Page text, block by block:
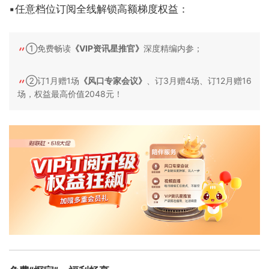
▪任意档位订阅全线解锁高额梯度权益：
①免费畅读 《VIP资讯星推官》 深度精编内参；
②订1月赠1场 《风口专家会议》
、订3月赠4场、订12月赠16
场，权益最高价值2048元！